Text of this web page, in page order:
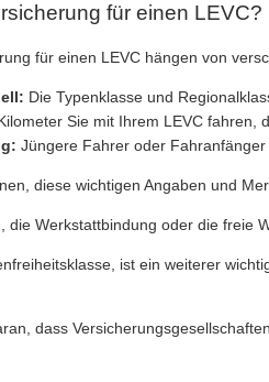
für einen LEVC?
für einen LEVC hängen von
Die Typenklasse und
Sie mit Ihrem LEVC fahren,
Jüngere Fahrer oder
diese wichtigen Angaben und
die Werkstattbindung oder die freie
ist ein weiterer
dass